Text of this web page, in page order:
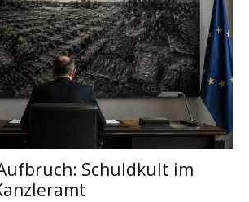
Schuldkult im